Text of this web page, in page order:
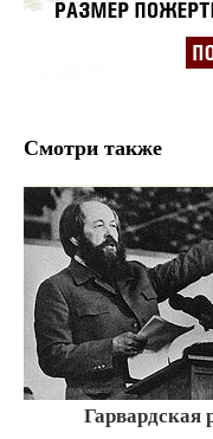
Смотри также
Гарвардская